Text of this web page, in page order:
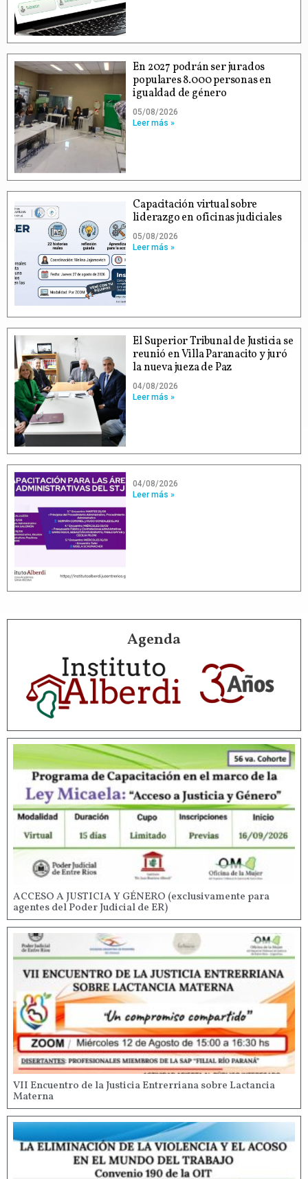
En 2027 podrán ser jurados
populares 8.000 personas en
igualdad de género
05/08/2026
Leer más »
Capacitación virtual sobre
liderazgo en oficinas judiciales
05/08/2026
Leer más »
El Superior Tribunal de Justicia se
reunió en Villa Paranacito y juró
la nueva jueza de Paz
04/08/2026
Leer más »
04/08/2026
Leer más »
Agenda
ACCESO A JUSTICIA Y GÉNERO (exclusivamente para
agentes del Poder Judicial de ER)
VII Encuentro de la Justicia Entrerriana sobre Lactancia
Materna